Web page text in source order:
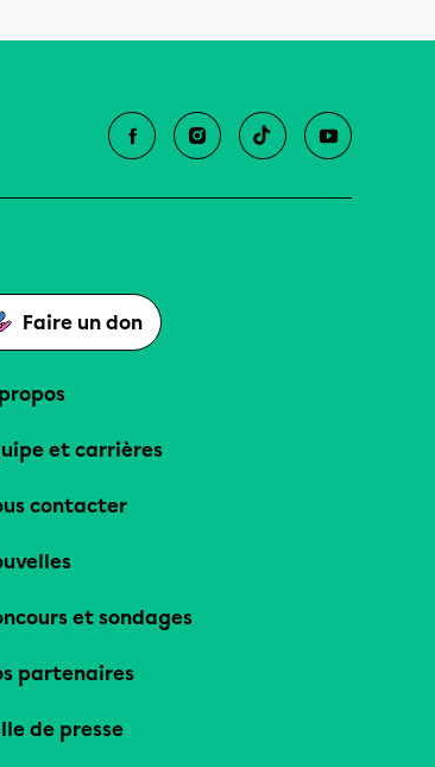
Faire un don
et carrières
contacter
et sondages
partenaires
de presse